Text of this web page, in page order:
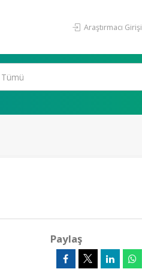
Araştırmacı Girişi
Paylaş